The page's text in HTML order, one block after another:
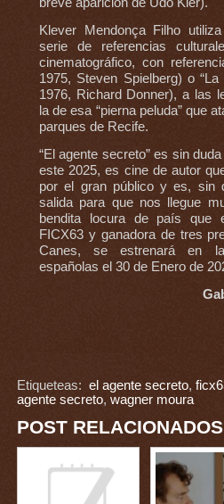
Klever Mendonça Filho
serie de referencias
cinematográfico, con
1975, Steven Spielberg) o “La
1976, Richard Donner), a las
la de esa “pierna peluda” que
parques de Recife.
“El agente secreto” es sin
este 2025, es cine de autor
por el gran público y es, sin
salida para que nos llegue
bendita locura de país que
FICX63 y ganadora de tres
Canes, se estrenará en
españolas el 30 de Enero de
Etiqueteas: el agente secreto,
agente secreto, wagner moura
POST